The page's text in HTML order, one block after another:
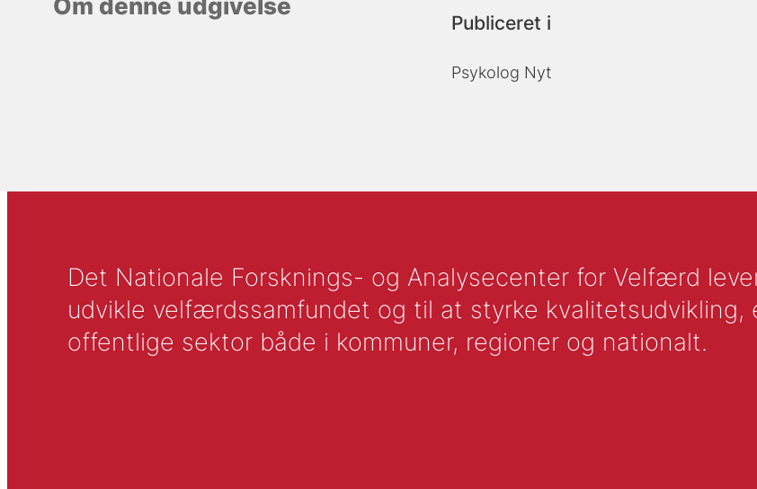
Om denne udgivelse
Publiceret i
Psykolog Nyt
Det Nationale Forsknings- og Analysecenter for Velfærd
udvikle velfærdssamfundet og til at styrke kvalitetsudvikling,
offentlige sektor både i kommuner, regioner og nationalt.